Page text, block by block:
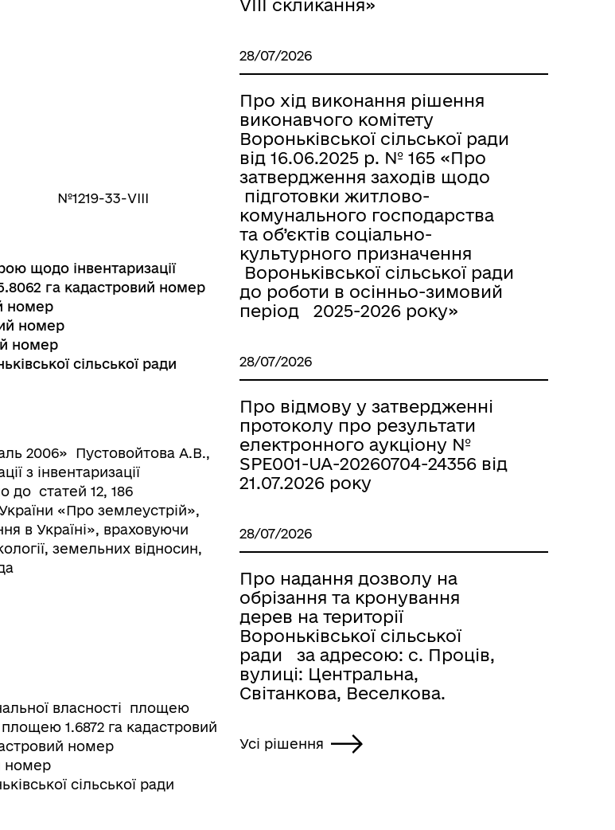
33-VІІІ
щодо інвентаризації
га кадастровий номер
номер
номер
номер
сільської ради
2006» Пустовойтова А.В.,
з інвентаризації
до статей 12, 186
«Про землеустрій»,
в Україні», враховуючи
земельних відносин,
власності площею
1.6872 га кадастровий
номер
номер
сільської ради
VIIІ скликання»
28/07/2026
Про хід виконання рішення
виконавчого комітету
Вороньківської сільської ради
від 16.06.2025 р. № 165 «Про
затвердження заходів щодо
підготовки житлово-
комунального господарства
та об’єктів соціально-
культурного призначення
Вороньківської сільської ради
до роботи в осінньо-зимовий
період 2025-2026 року»
28/07/2026
Про відмову у затвердженні
протоколу про результати
електронного аукціону №
SPE001-UA-20260704-24356 від
21.07.2026 року
28/07/2026
Про надання дозволу на
обрізання та кронування
дерев на території
Вороньківської сільської
ради за адресою: с. Проців,
вулиці: Центральна,
Світанкова, Веселкова.
Усі рішення